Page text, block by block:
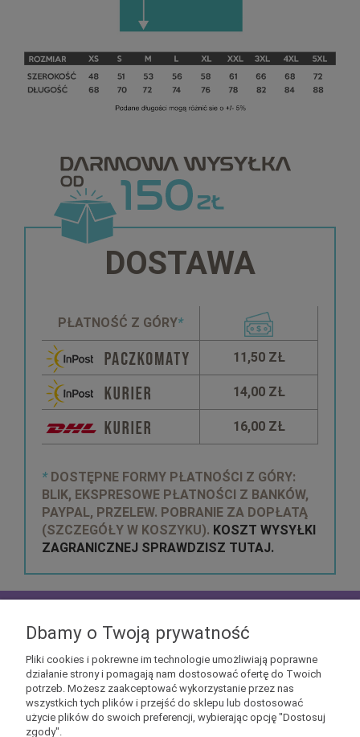
DOSTAWA
PŁATNOŚĆ Z GÓRY*
11,50 ZŁ
14,00 ZŁ
16,00 ZŁ
* DOSTĘPNE FORMY PŁATNOŚCI Z GÓRY:
BLIK, EKSPRESOWE PŁATNOŚCI Z BANKÓW,
PAYPAL, PRZELEW. POBRANIE ZA DOPŁATĄ
(SZCZEGÓŁY W KOSZYKU). KOSZT WYSYŁKI
ZAGRANICZNEJ SPRAWDZISZ TUTAJ.
otrzymać kupony rabatowe na geekowe itemy
Dbamy o Twoją prywatność
Pliki cookies i pokrewne im technologie umożliwiają poprawne
działanie strony i pomagają nam dostosować ofertę do Twoich
potrzeb. Możesz zaakceptować wykorzystanie przez nas
wszystkich tych plików i przejść do sklepu lub dostosować
użycie plików do swoich preferencji, wybierając opcję "Dostosuj
zgody".